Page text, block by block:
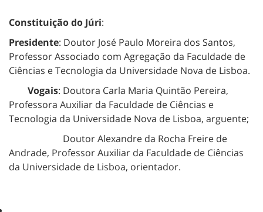
Constituição do Júri:
Presidente: Doutor José Paulo Moreira dos Santos,
Professor Associado com Agregação da Faculdade de
Ciências e Tecnologia da Universidade Nova de Lisboa.
Vogais: Doutora Carla Maria Quintão Pereira,
Professora Auxiliar da Faculdade de Ciências e
Tecnologia da Universidade Nova de Lisboa, arguente;
Doutor Alexandre da Rocha Freire de
Andrade, Professor Auxiliar da Faculdade de Ciências
da Universidade de Lisboa, orientador.